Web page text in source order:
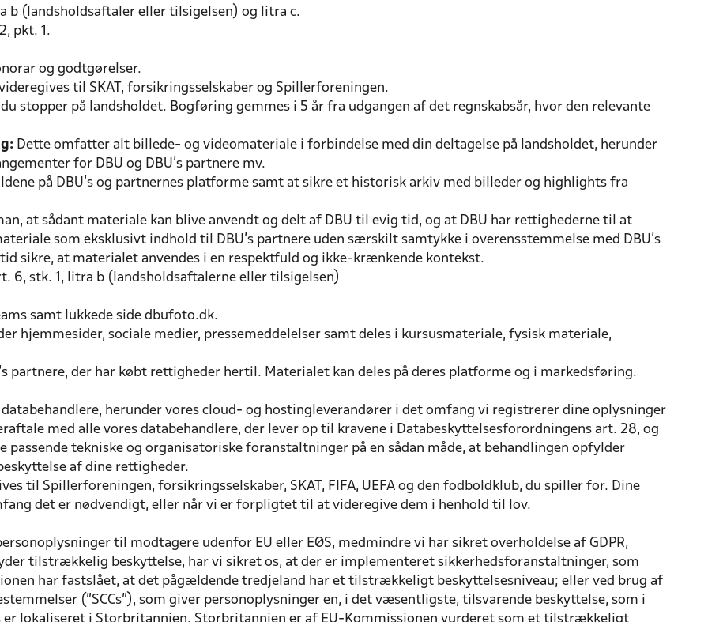
b (landsholdsaftaler eller tilsigelsen) og litra c.
pkt. 1.
og godtgørelser.
til SKAT, forsikringsselskaber og Spillerforeningen.
stopper på landsholdet. Bogføring gemmes i 5 år fra udgangen af det regnskabsår, hvor den relevante
Dette omfatter alt billede- og videomateriale i forbindelse med din deltagelse på landsholdet, herunder
for DBU og DBU’s partnere mv.
på DBU’s og partnernes platforme samt at sikre et historisk arkiv med billeder og highlights fra
at sådant materiale kan blive anvendt og delt af DBU til evig tid, og at DBU har rettighederne til at
som eksklusivt indhold til DBU’s partnere uden særskilt samtykke i overensstemmelse med DBU’s
sikre, at materialet anvendes i en respektfuld og ikke-krænkende kontekst.
6, stk. 1, litra b (landsholdsaftalerne eller tilsigelsen)
samt lukkede side dbufoto.dk.
hjemmesider, sociale medier, pressemeddelelser samt deles i kursusmateriale, fysisk materiale,
partnere, der har købt rettigheder hertil. Materialet kan deles på deres platforme og i markedsføring.
herunder vores cloud- og hostingleverandører i det omfang vi registrerer dine oplysninger
med alle vores databehandlere, der lever op til kravene i Databeskyttelsesforordningens art. 28, og
tekniske og organisatoriske foranstaltninger på en sådan måde, at behandlingen opfylder
af dine rettigheder.
til Spillerforeningen, forsikringsselskaber, SKAT, FIFA, UEFA og den fodboldklub, du spiller for. Dine
det er nødvendigt, eller når vi er forpligtet til at videregive dem i henhold til lov.
til modtagere udenfor EU eller EØS, medmindre vi har sikret overholdelse af GDPR,
tilstrækkelig beskyttelse, har vi sikret os, at der er implementeret sikkerhedsforanstaltninger, som
har fastslået, at det pågældende tredjeland har et tilstrækkeligt beskyttelsesniveau; eller ved brug af
(”SCCs”), som giver personoplysninger en, i det væsentligste, tilsvarende beskyttelse, som i
er lokaliseret i Storbritannien. Storbritannien er af EU-Kommissionen vurderet som et tilstrækkeligt